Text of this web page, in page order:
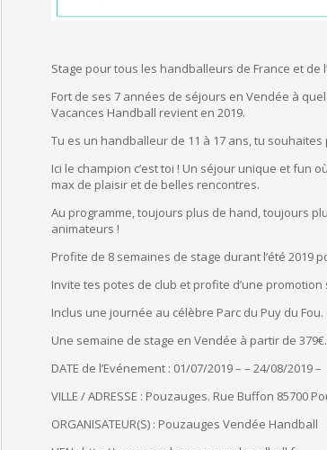
Stage pour tous les handballeurs de France et de
Fort de ses 7 années de séjours en Vendée à
Vacances Handball revient en 2019.
Tu es un handballeur de 11 à 17 ans, tu
Ici le champion c’est toi ! Un séjour unique et fun
max de plaisir et de belles rencontres.
Au programme, toujours plus de hand, toujours
animateurs !
Profite de 8 semaines de stage durant l’été 2019
Invite tes potes de club et profite d’une promotion
Inclus une journée au célèbre Parc du Puy du Fou.
Une semaine de stage en Vendée à partir de 379€.
DATE de l’Evénement : 01/07/2019 – – 24/08/2019 –
VILLE / ADRESSE : Pouzauges. Rue Buffon 85700
ORGANISATEUR(S) : Pouzauges Vendée Handball